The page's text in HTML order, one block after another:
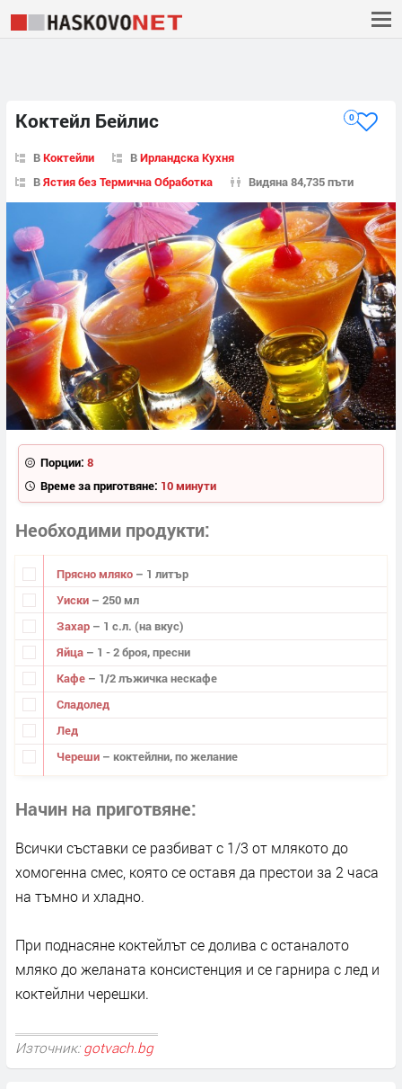
Коктейл Бейлис 0
ВКоктейли ВИрландска Кухня
ВЯстия без Термична Обработка Видяна 84,735 пъти
Порции: 8
Време за приготвяне: 10 минути
Необходими продукти
Прясно мляко – 1 литър
Уиски – 250 мл
Захар – 1 с.л. (на вкус)
Яйца – 1 - 2 броя, пресни
Кафе – 1/2 лъжичка нескафе
Сладолед
Лед
Череши – коктейлни, по желание
Начин на приготвяне
Всички съставки се разбиват с 1/3 от млякото до
хомогенна смес, която се оставя да престои за 2 часа
на тъмно и хладно.
При поднасяне коктейлът се долива с останалото
мляко до желаната консистенция и се гарнира с лед и
коктейлни черешки.
Източник: gotvach.bg